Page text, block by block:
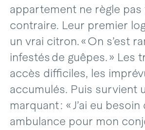
appartement ne règle pas
contraire. Leur premier
un vrai citron. « On s’est
infestés de guêpes. » Les
accès difficiles, les
accumulés. Puis survient
marquant : « J’ai eu besoin
ambulance pour mon